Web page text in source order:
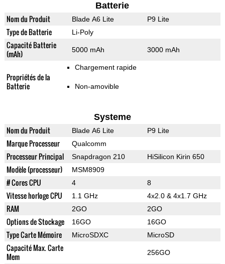
Batterie
Nom du Produit Blade A6 Lite P9 Lite
Type de Batterie Li-Poly
Capacité Batterie
(mAh)
5000 mAh 3000 mAh
Propriétés de la
Batterie
Chargement rapide
Non-amovible
Systeme
Nom du Produit Blade A6 Lite P9 Lite
Marque Processeur Qualcomm
Processeur Principal Snapdragon 210 HiSilicon Kirin 650
Modèle (processeur) MSM8909
# Cores CPU 4 8
Vitesse horloge CPU 1.1 GHz 4x2.0 & 4x1.7 GHz
RAM 2GO 2GO
Options de Stockage 16GO 16GO
Type Carte Mémoire MicroSDXC MicroSD
Capacité Max. Carte
Mem
256GO